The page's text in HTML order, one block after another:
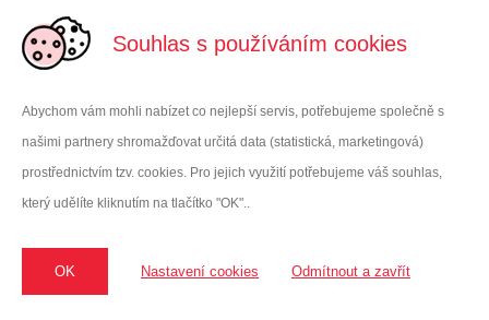
Souhlas s používáním cookies
Abychom vám mohli nabízet co nejlepší servis, potřebujeme společně s
našimi partnery shromažďovat určitá data (statistická, marketingová)
prostřednictvím tzv. cookies. Pro jejich využití potřebujeme váš souhlas,
který udělíte kliknutím na tlačítko "OK"..
OK Nastavení cookies Odmítnout a zavřít
Oficiální dodavatel Enervitu do ČR
sídlo: třída Tomáše Bati 385 | 763 02 Zlín | Czech Republic